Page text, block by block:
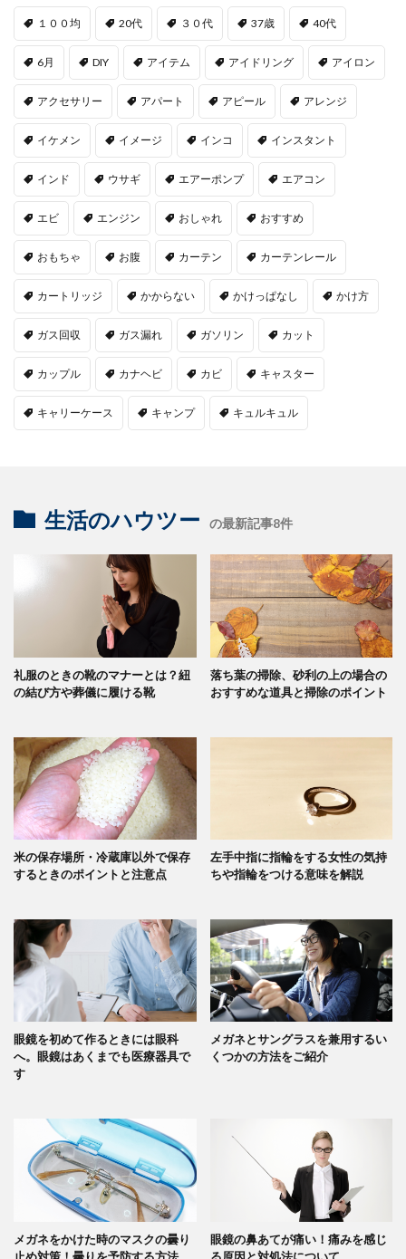
１００均 20代 ３０代 37歳 40代
6月 DIY アイテム アイドリング アイロン
アクセサリー アパート アピール アレンジ
イケメン イメージ インコ インスタント
インド ウサギ エアーポンプ エアコン
エビ エンジン おしゃれ おすすめ
おもちゃ お腹 カーテン カーテンレール
カートリッジ かからない かけっぱなし かけ方
ガス回収 ガス漏れ ガソリン カット
カップル カナヘビ カビ キャスター
キャリーケース キャンプ キュルキュル
生活のハウツー の最新記事8件
礼服のときの靴のマナーとは？紐
の結び方や葬儀に履ける靴
落ち葉の掃除、砂利の上の場合の
おすすめな道具と掃除のポイント
米の保存場所・冷蔵庫以外で保存
するときのポイントと注意点
左手中指に指輪をする女性の気持
ちや指輪をつける意味を解説
眼鏡を初めて作るときには眼科
へ。眼鏡はあくまでも医療器具で
す
メガネとサングラスを兼用するい
くつかの方法をご紹介
メガネをかけた時のマスクの曇り
止め対策！曇りを予防する方法
眼鏡の鼻あてが痛い！痛みを感じ
る原因と対処法について